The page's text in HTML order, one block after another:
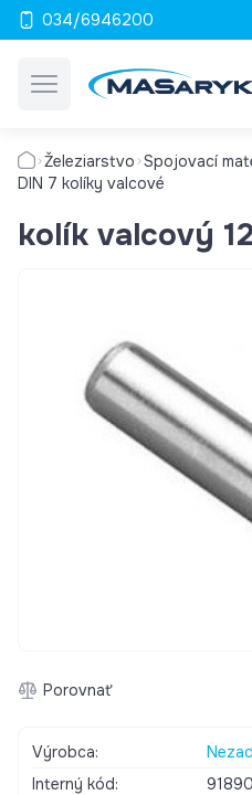
034/6946200
Železiarstvo Spojovací
DIN 7 kolíky valcové
kolík valcový
Porovnať
Výrobca:
Interný kód: